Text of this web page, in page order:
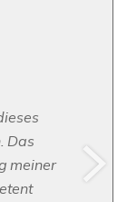
Das
meiner